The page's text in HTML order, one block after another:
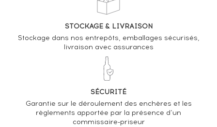
STOCKAGE & LIVRAISON
Stockage dans nos entrepôts, emballages sécurisés,
livraison avec assurances
SÉCURITÉ
Garantie sur le déroulement des enchères et les
règlements apportée par la présence d’un
commissaire-priseur